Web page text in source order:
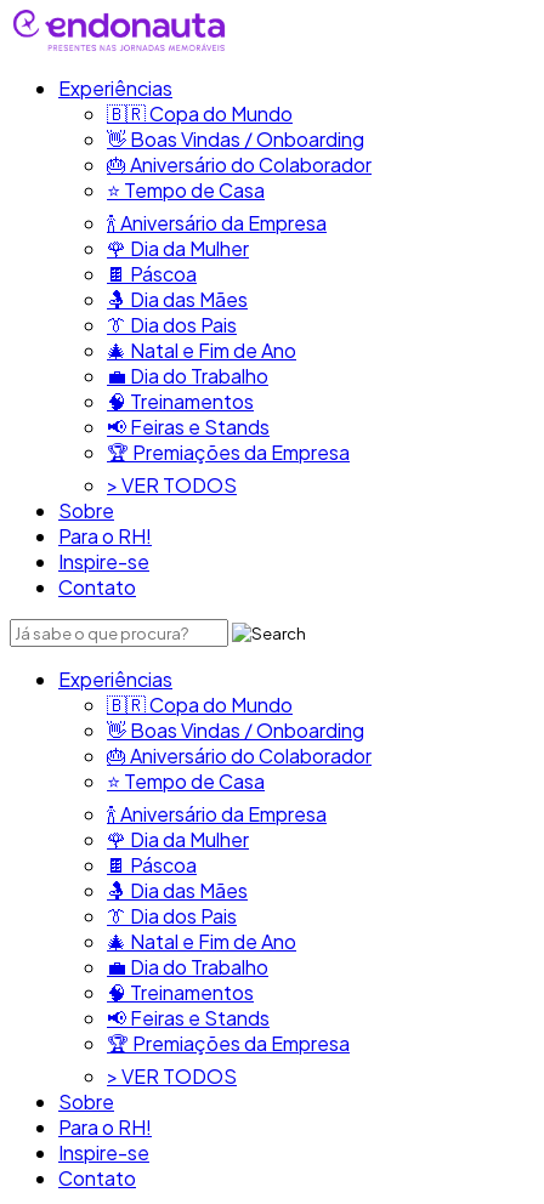
Experiências
🇧🇷​ Copa do Mundo
👋​ Boas Vindas / Onboarding
🎂​ Aniversário do Colaborador
⭐​ Tempo de Casa
​🍾​ Aniversário da Empresa
🌹 Dia da Mulher
🍫​ Páscoa
🤱 Dia das Mães
👔​ Dia dos Pais
🎄 Natal e Fim de Ano
💼​ Dia do Trabalho
🧠​ Treinamentos
📢​ Feiras e Stands
🏆 Premiações da Empresa
> VER TODOS
Sobre
Para o RH!
Inspire-se
Contato
Experiências
🇧🇷​ Copa do Mundo
👋​ Boas Vindas / Onboarding
🎂​ Aniversário do Colaborador
⭐​ Tempo de Casa
​🍾​ Aniversário da Empresa
🌹 Dia da Mulher
🍫​ Páscoa
🤱 Dia das Mães
👔​ Dia dos Pais
🎄 Natal e Fim de Ano
💼​ Dia do Trabalho
🧠​ Treinamentos
📢​ Feiras e Stands
🏆 Premiações da Empresa
> VER TODOS
Sobre
Para o RH!
Inspire-se
Contato